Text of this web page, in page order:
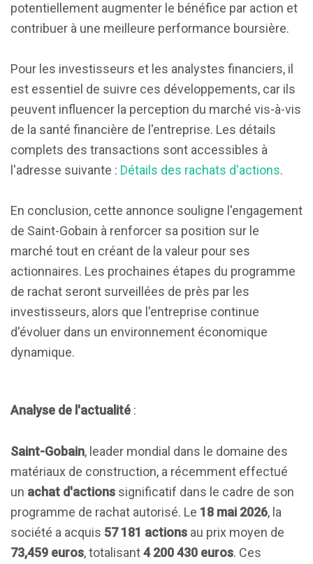
potentiellement augmenter le bénéfice par action et
contribuer à une meilleure performance boursière.
Pour les investisseurs et les analystes financiers, il
est essentiel de suivre ces développements, car ils
peuvent influencer la perception du marché vis-à-vis
de la santé financière de l'entreprise. Les détails
complets des transactions sont accessibles à
l'adresse suivante : Détails des rachats d'actions.
En conclusion, cette annonce souligne l'engagement
de Saint-Gobain à renforcer sa position sur le
marché tout en créant de la valeur pour ses
actionnaires. Les prochaines étapes du programme
de rachat seront surveillées de près par les
investisseurs, alors que l'entreprise continue
d'évoluer dans un environnement économique
dynamique.
Analyse de l'actualité :
Saint-Gobain, leader mondial dans le domaine des
matériaux de construction, a récemment effectué
un achat d'actions significatif dans le cadre de son
programme de rachat autorisé. Le 18 mai 2026, la
société a acquis 57 181 actions au prix moyen de
73,459 euros, totalisant4 200 430 euros. Ces